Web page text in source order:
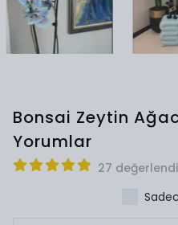
Bonsai Zeytin
Yorumlar
27